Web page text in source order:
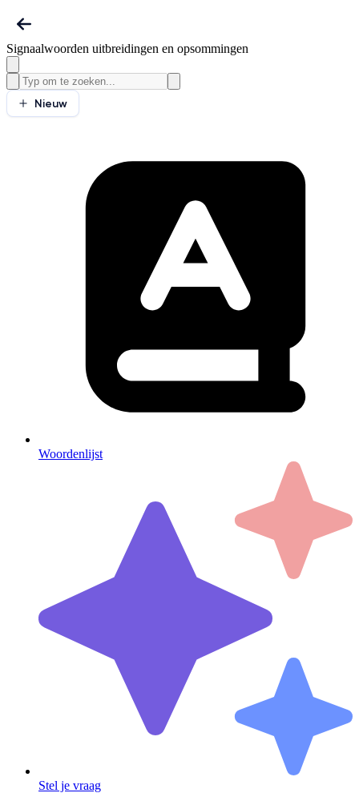
Signaalwoorden uitbreidingen en opsommingen
Nieuw
Woordenlijst
Stel je vraag